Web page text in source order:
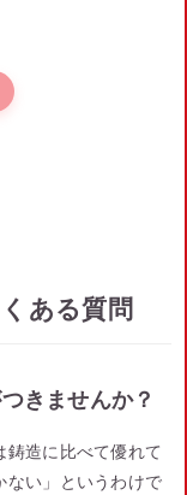
ある質問
きませんか？
造に比べて優れて
ない」というわけで